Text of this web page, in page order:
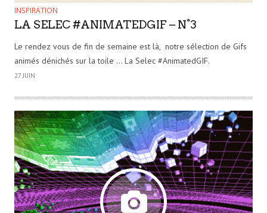
INSPIRATION
LA SELEC #ANIMATEDGIF – N°3
Le rendez vous de fin de semaine est là, notre sélection de Gifs
animés dénichés sur la toile … La Selec #AnimatedGIF.
27 JUIN